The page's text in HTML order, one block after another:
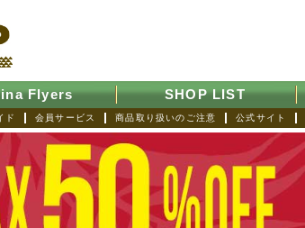
Flyers SHOP LIST
公式サイト
商品取り扱いのご注意
会員サービス
ド